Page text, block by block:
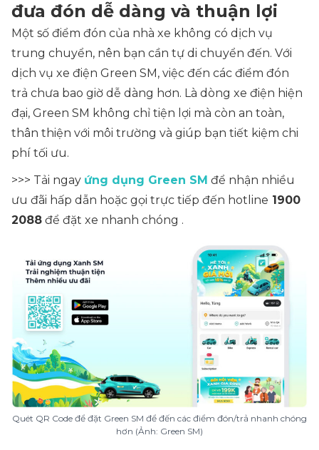
đưa đón dễ dàng và thuận lợi
Một số điểm đón của nhà xe không có dịch vụ
trung chuyển, nên bạn cần tự di chuyển đến. Với
dịch vụ xe điện Green SM, việc đến các điểm đón
trả chưa bao giờ dễ dàng hơn. Là dòng xe điện hiện
đại, Green SM không chỉ tiện lợi mà còn an toàn,
thân thiện với môi trường và giúp bạn tiết kiệm chi
phí tối ưu.
>>> Tải ngay ứng dụng Green SM để nhận nhiều
ưu đãi hấp dẫn hoặc gọi trực tiếp đến hotline 1900
2088 để đặt xe nhanh chóng .
Quét QR Code để đặt Green SM để đến các điểm đón/trả nhanh chóng
hơn (Ảnh: Green SM)